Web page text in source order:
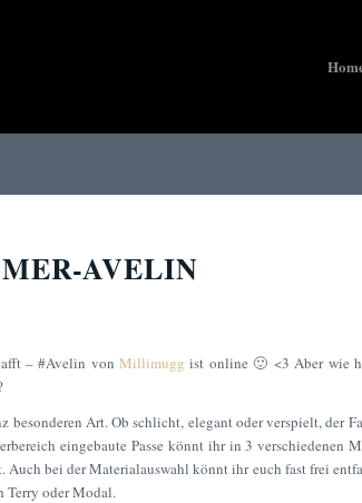
AVELIN
–#Avelin vonMillimugg ist online 🙂 <3 Aber wie
besonderen Art. Ob schlicht, elegant oder verspielt, der
eingebaute Passe könnt ihr in 3 verschiedenen
Auch bei der Materialauswahl könnt ihr euch fast frei
Terry oder Modal.